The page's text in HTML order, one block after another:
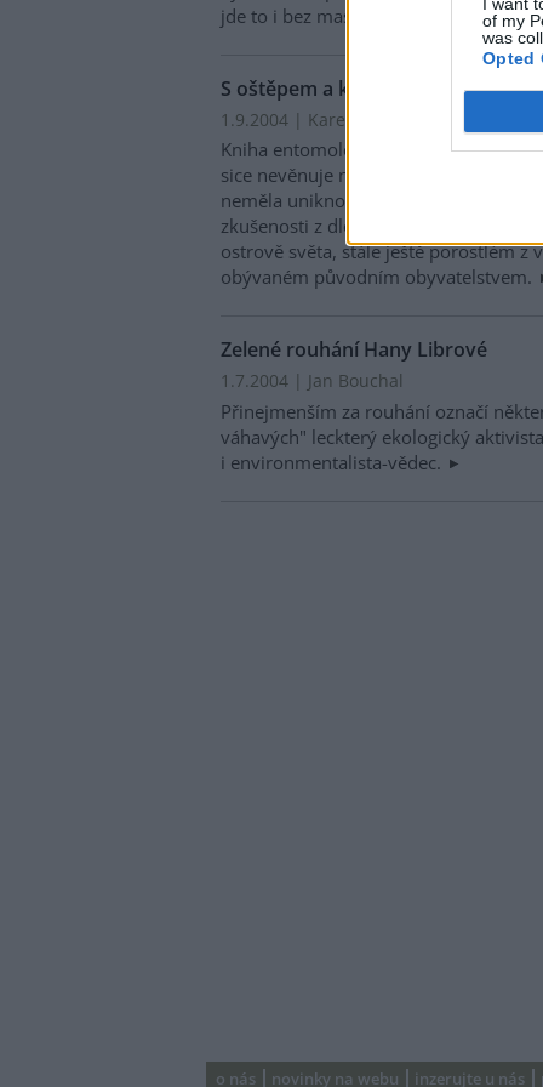
of my
was
Opted
jde to i bez masa.
S oštěpem a kreditkou
1.9.2004 | Karel Stibral
Kniha entomologa Vojtěcha
sice nevěnuje na prvním místě
neměla uniknout naší pozornosti.
zkušenosti z dlouhého pobytu na
ostrově světa, stále ještě porostlém z
obývaném původním obyvatelstvem.
Zelené rouhání Hany Librové
1.7.2004 | Jan Bouchal
Přinejmenším za rouhání označí
váhavých" leckterý ekologický
i environmentalista-vědec.
o nás novinky na webu inzerujte u nás